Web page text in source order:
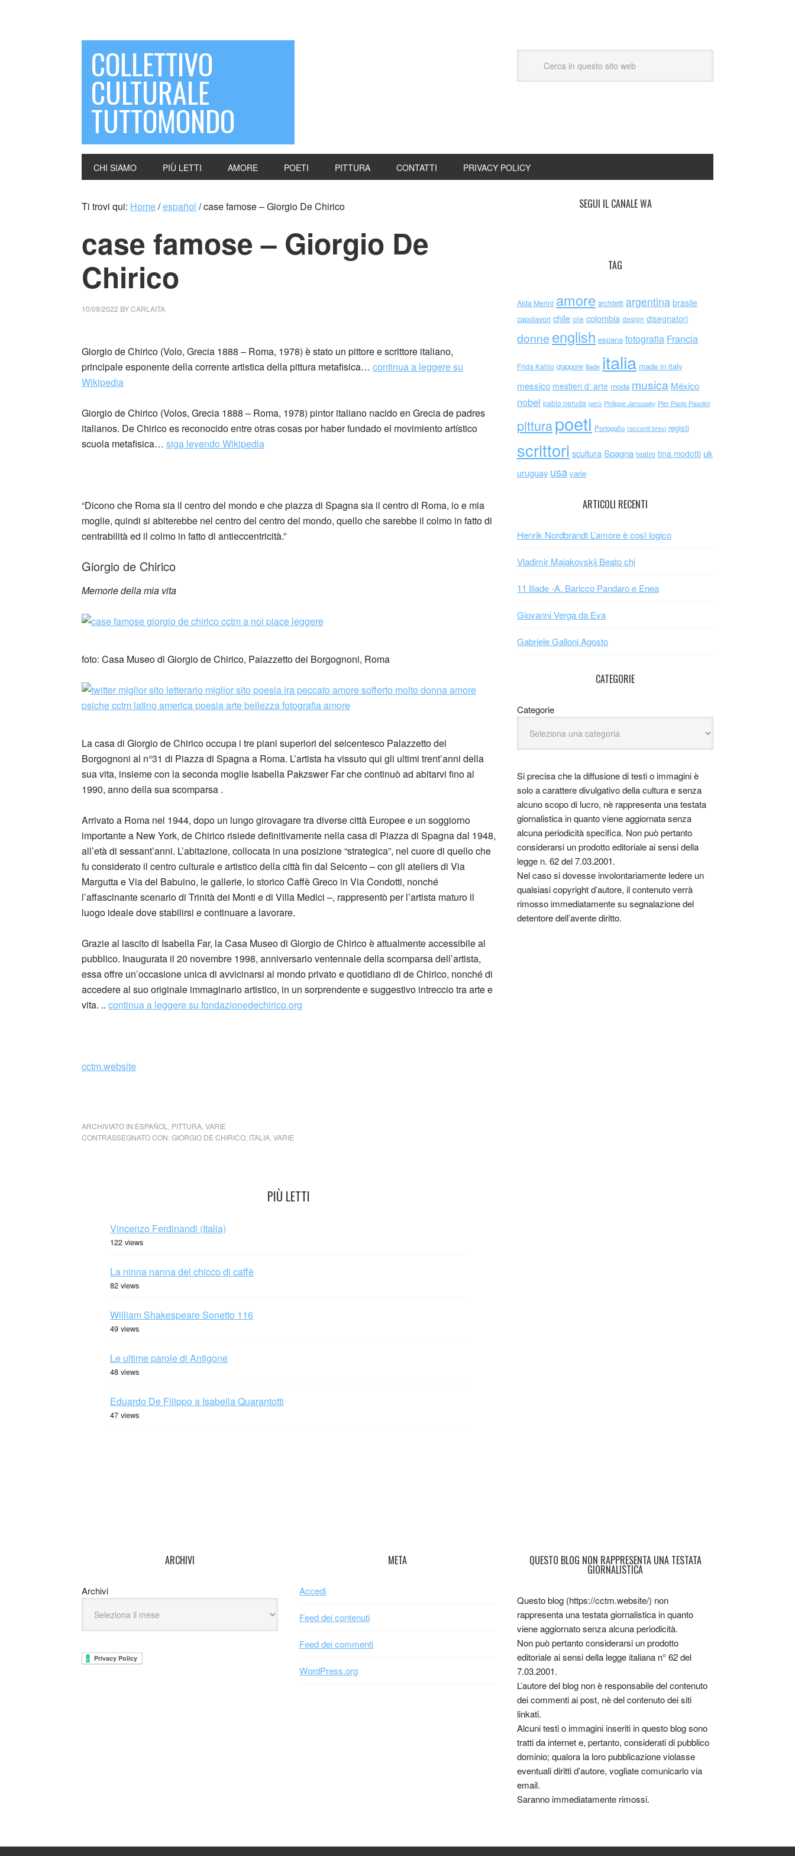
COLLETTIVO
CULTURALE
TUTTOMONDO
CHI SIAMO PIÙ LETTI AMORE POETI PITTURA CONTATTI PRIVACY POLICY
Ti trovi qui: Home/español /case famose – Giorgio De Chirico
case famose – Giorgio De
Chirico
10/09/2022 BYCARLAITA
Giorgio de Chirico (Volo, Grecia 1888 – Roma, 1978) è stato un pittore e scrittore italiano,
principale esponente della corrente artistica della pittura metafisica… continua a leggere su
Wikipedia
Giorgio de Chirico (Volos, Grecia 1888 – Roma, 1978) pintor italiano nacido en Grecia de padres
italianos. De Chirico es reconocido entre otras cosas por haber fundado el movimiento artístico
scuola metafisica… siga leyendo Wikipedia
“Dicono che Roma sia il centro del mondo e che piazza di Spagna sia il centro di Roma, io e mia
moglie, quindi si abiterebbe nel centro del centro del mondo, quello che sarebbe il colmo in fatto di
centrabilità ed il colmo in fatto di antieccentricità.”
Giorgio de Chirico
Memorie della mia vita
foto: Casa Museo di Giorgio de Chirico, Palazzetto dei Borgognoni, Roma
La casa di Giorgio de Chirico occupa i tre piani superiori del seicentesco Palazzetto dei
Borgognoni al n°31 di Piazza di Spagna a Roma. L’artista ha vissuto qui gli ultimi trent’anni della
sua vita, insieme con la seconda moglie Isabella Pakzswer Far che continuò ad abitarvi fino al
1990, anno della sua scomparsa .
Arrivato a Roma nel 1944, dopo un lungo girovagare tra diverse città Europee e un soggiorno
importante a New York, de Chirico risiede definitivamente nella casa di Piazza di Spagna dal 1948,
all’età di sessant’anni. L’abitazione, collocata in una posizione “strategica”, nel cuore di quello che
fu considerato il centro culturale e artistico della città fin dal Seicento – con gli ateliers di Via
Margutta e Via del Babuino, le gallerie, lo storico Caffè Greco in Via Condotti, nonché
l’affascinante scenario di Trinità dei Monti e di Villa Medici –, rappresentò per l’artista maturo il
luogo ideale dove stabilirsi e continuare a lavorare.
Grazie al lascito di Isabella Far, la Casa Museo di Giorgio de Chirico è attualmente accessibile al
pubblico. Inaugurata il 20 novembre 1998, anniversario ventennale della scomparsa dell’artista,
essa offre un’occasione unica di avvicinarsi al mondo privato e quotidiano di de Chirico, nonché di
accedere al suo originale immaginario artistico, in un sorprendente e suggestivo intreccio tra arte e
vita. .. continua a leggere su fondazionedechirico.org
cctm.website
ARCHIVIATO IN:ESPAÑOL PITTURA VARIE
CONTRASSEGNATO CON:GIORGIO DE CHIRICO ITALIA VARIE
PIÙ LETTI
Vincenzo Ferdinandi (Italia)
122 views
La ninna nanna del chicco di caffè
82 views
William Shakespeare Sonetto 116
49 views
Le ultime parole di Antigone
48 views
Eduardo De Filippo a Isabella Quarantotti
47 views
SEGUI IL CANALE WA
TAG
Alda Merini amore architetti argentina brasile
capolavori chile cile colombia design disegnatori
donne english espana fotografia Francia
Frida Kahlo giappone iliade italia made in italy
messico mestieri d' arte moda musica México
nobel pablo neruda perù Philippe Jaroussky Pier Paolo Pasolini
pitturapoeti Portogallo racconti brevi registi
scrittori scultura Spagna teatro tina modotti uk
uruguay usa varie
ARTICOLI RECENTI
Henrik Nordbrandt L’amore è così logico
Vladimir Majakovskij Beato chi
11 Iliade -A. Baricco Pandaro e Enea
Giovanni Verga da Eva
Gabriele Galloni Agosto
CATEGORIE
Categorie
Si precisa che la diffusione di testi o immagini è
solo a carattere divulgativo della cultura e senza
alcuno scopo di lucro, nè rappresenta una testata
giornalistica in quanto viene aggiornata senza
alcuna periodicità specifica. Non può pertanto
considerarsi un prodotto editoriale ai sensi della
legge n. 62 del 7.03.2001.
Nel caso si dovesse involontariamente ledere un
qualsiasi copyright d’autore, il contenuto verrà
rimosso immediatamente su segnalazione del
detentore dell’avente diritto.
ARCHIVI
Archivi
META
Accedi
Feed dei contenuti
Feed dei commenti
WordPress.org
QUESTO BLOG NON RAPPRESENTA UNA TESTATA
GIORNALISTICA
Questo blog (https://cctm.website/) non
rappresenta una testata giornalistica in quanto
viene aggiornato senza alcuna periodicità.
Non può pertanto considerarsi un prodotto
editoriale ai sensi della legge italiana n° 62 del
7.03.2001.
L’autore del blog non è responsabile del contenuto
dei commenti ai post, nè del contenuto dei siti
linkati.
Alcuni testi o immagini inseriti in questo blog sono
tratti da internet e, pertanto, considerati di pubblico
dominio; qualora la loro pubblicazione violasse
eventuali diritti d’autore, vogliate comunicarlo via
email.
Saranno immediatamente rimossi.